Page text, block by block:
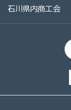
石川県内商工会